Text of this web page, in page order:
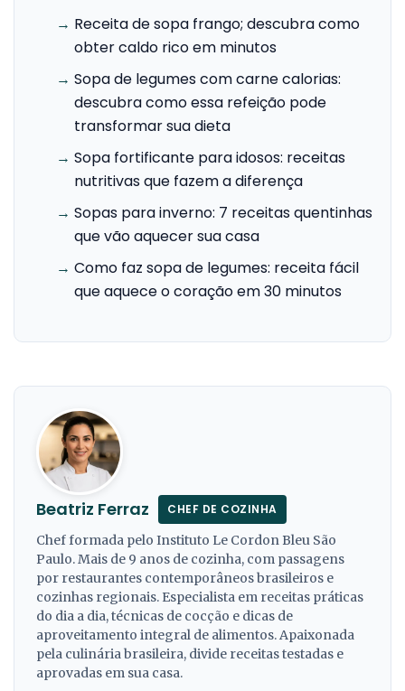
→ Receita de sopa frango; descubra como
obter caldo rico em minutos
→ Sopa de legumes com carne calorias:
descubra como essa refeição pode
transformar sua dieta
→ Sopa fortificante para idosos: receitas
nutritivas que fazem a diferença
→ Sopas para inverno: 7 receitas quentinhas
que vão aquecer sua casa
→ Como faz sopa de legumes: receita fácil
que aquece o coração em 30 minutos
Beatriz Ferraz CHEF DE COZINHA
Chef formada pelo Instituto Le Cordon Bleu São
Paulo. Mais de 9 anos de cozinha, com passagens
por restaurantes contemporâneos brasileiros e
cozinhas regionais. Especialista em receitas práticas
do dia a dia, técnicas de cocção e dicas de
aproveitamento integral de alimentos. Apaixonada
pela culinária brasileira, divide receitas testadas e
aprovadas em sua casa.